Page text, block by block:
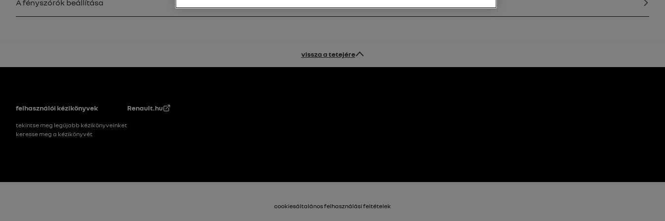
A fényszórók beállítása
vissza a tetejére
Lábléc
felhasználói kézikönyvek
tekintse meg legújabb kézikönyveinket
keresse meg a kézikönyvét
Renault.hu
cookiesáltalános felhasználási feltételek